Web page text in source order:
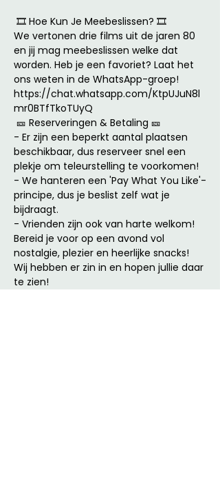
🎞 Hoe Kun Je Meebeslissen? 🎞
We vertonen drie films uit de jaren 80
en jij mag meebeslissen welke dat
worden. Heb je een favoriet? Laat het
ons weten in de WhatsApp-groep!
https://chat.whatsapp.com/KtpUJuN8l
mr0BTfTkoTUyQ
🎫 Reserveringen & Betaling 🎫
- Er zijn een beperkt aantal plaatsen
beschikbaar, dus reserveer snel een
plekje om teleurstelling te voorkomen!
- We hanteren een 'Pay What You Like'-
principe, dus je beslist zelf wat je
bijdraagt.
- Vrienden zijn ook van harte welkom!
Bereid je voor op een avond vol
nostalgie, plezier en heerlijke snacks!
Wij hebben er zin in en hopen jullie daar
te zien!